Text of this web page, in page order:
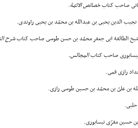
خصائص الائمّة.
شرح
المجالس.